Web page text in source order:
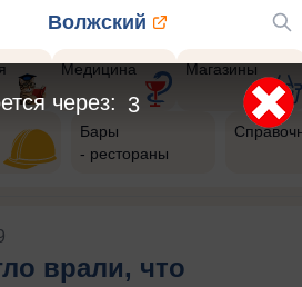
Волжский
Медицина Магазины
Бары
- рестораны
врали, что